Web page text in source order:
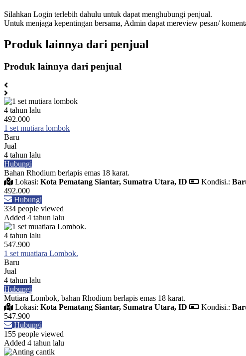
Silahkan Login terlebih dahulu untuk dapat menghubungi penjual.
Untuk menjaga kepentingan bersama, Admin dapat mereview pesan/
Produk lainnya dari penjual
Produk lainnya dari penjual
4 tahun lalu
492.000
1 set mutiara lombok
Baru
Jual
4 tahun lalu
Hubungi
Bahan Rhodium berlapis emas 18 karat.
Lokasi: Kota Pematang Siantar, Sumatra Utara, ID Kondisi.:
492.000
Hubungi
334 people viewed
Added 4 tahun lalu
4 tahun lalu
547.900
1 set muatiara Lombok.
Baru
Jual
4 tahun lalu
Hubungi
Mutiara Lombok, bahan Rhodium berlapis emas 18 karat.
Lokasi: Kota Pematang Siantar, Sumatra Utara, ID Kondisi.:
547.900
Hubungi
155 people viewed
Added 4 tahun lalu